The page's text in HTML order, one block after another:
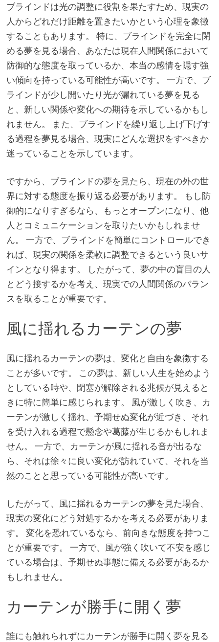
ブラインドは光の調整に役割を果たすため、現実の
人からどれだけ距離を置きたいかという心理を象徴
することもあります。 特に、ブラインドを完全に閉
める夢を見る場合、あなたは現在人間関係において
防御的な態度を取っているか、本当の感情を隠す強
い傾向を持っている可能性が高いです。 一方で、ブ
ラインドが少し開いたり光が漏れている夢を見る
と、新しい関係や変化への期待を示しているかもし
れません。 また、ブラインドを繰り返し上げ下げす
る過程を夢見る場合、現実にどんな選択をすべきか
迷っていることを示しています。
ですから、ブラインドの夢を見たら、現在の外の世
界に対する態度を振り返る必要があります。 もし防
御的になりすぎるなら、もっとオープンになり、他
人とコミュニケーションを取りたいかもしれませ
ん。 一方で、ブラインドを簡単にコントロールでき
れば、現実の関係を柔軟に調整できるという良いサ
インとなり得ます。 したがって、夢の中の盲目の人
とどう接するかを考え、現実での人間関係のバラン
スを取ることが重要です。
風に揺れるカーテンの夢
風に揺れるカーテンの夢は、変化と自由を象徴する
ことが多いです。 この夢は、新しい人生を始めよう
としている時や、閉塞が解除される兆候が見えると
きに特に簡単に感じられます。 風が激しく吹き、カ
ーテンが激しく揺れ、予期せぬ変化が近づき、それ
を受け入れる過程で懸念や葛藤が生じるかもしれま
せん。 一方で、カーテンが風に揺れる音が出るな
ら、それは徐々に良い変化が訪れていて、それを当
然のことと思っている可能性が高いです。
したがって、風に揺れるカーテンの夢を見た場合、
現実の変化にどう対処するかを考える必要がありま
す。 変化を恐れているなら、前向きな態度を持つこ
とが重要です。 一方で、風が強く吹いて不安を感じ
ている場合は、予期せぬ事態に備える必要があるか
もしれません。
カーテンが勝手に開く夢
誰にも触れられずにカーテンが勝手に開く夢を見る